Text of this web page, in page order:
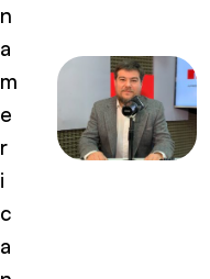
n
a
m
e
r
i
c
a